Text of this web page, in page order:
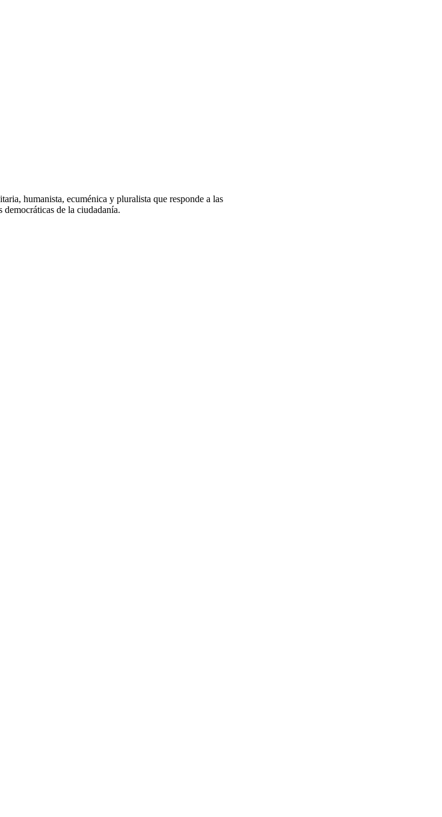
humanista, ecuménica y pluralista que responde a las
democráticas de la ciudadanía.